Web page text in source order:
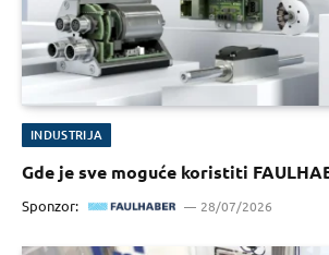
INDUSTRIJA
Gde je sve moguće koristiti
Sponzor: 28/07/2026